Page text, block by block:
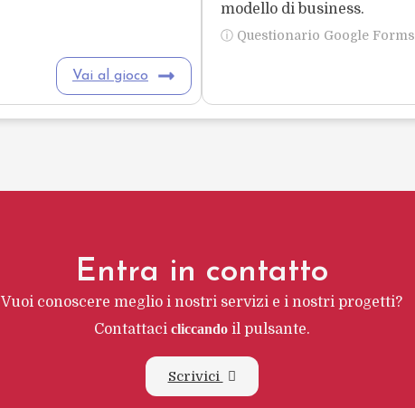
Vai al gioco
modello di business.
ⓘ Questionario Google Forms
Entra in contatto
Vuoi conoscere meglio i nostri servizi e i nostri progetti?
Contattaci cliccandoil pulsante.
Scrivici